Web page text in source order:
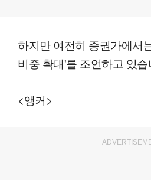
하지만 여전히 증권가에서
비중 확대'를 조언하고 있습
<앵커>